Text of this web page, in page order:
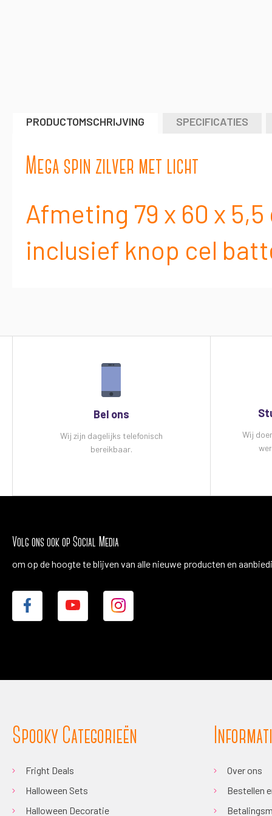
PRODUCTOMSCHRIJVING
Mega spin zilver met licht
Afmeting 79 x 60 x 5,5
inclusief knop cel
SPECIFICATIES
Bel ons
Wij zijn dagelijks telefonisch
bereikbaar.
Wij
Volg ons ook op Social Media
om op de hoogte te blijven van alle nieuwe producten en
Spooky Categorieën
Fright Deals
Halloween Sets
Halloween Decoratie
Over ons
Bestellen